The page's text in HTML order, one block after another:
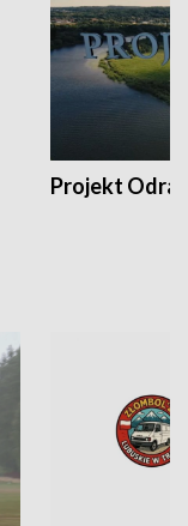
Projekt Odra